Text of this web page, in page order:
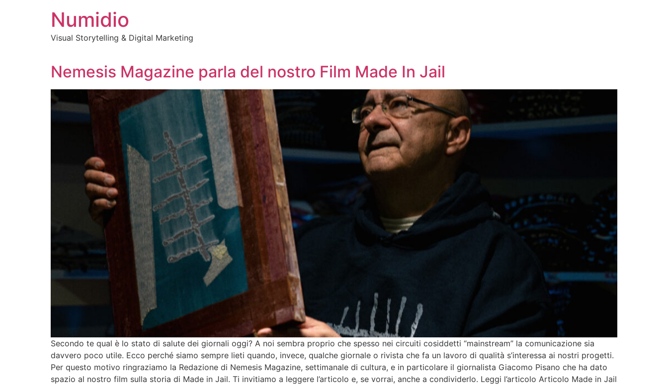
Numidio
Visual Storytelling & Digital Marketing
Nemesis Magazine parla del nostro Film Made In Jail
Secondo te qual è lo stato di salute dei giornali oggi? A noi sembra proprio che spesso nei circuiti cosiddetti “mainstream” la comunicazione sia
davvero poco utile. Ecco perché siamo sempre lieti quando, invece, qualche giornale o rivista che fa un lavoro di qualità s’interessa ai nostri progetti.
Per questo motivo ringraziamo la Redazione di Nemesis Magazine, settimanale di cultura, e in particolare il giornalista Giacomo Pisano che ha dato
spazio al nostro film sulla storia di Made in Jail. Ti invitiamo a leggere l’articolo e, se vorrai, anche a condividerlo. Leggi l’articolo Articolo Made in Jail